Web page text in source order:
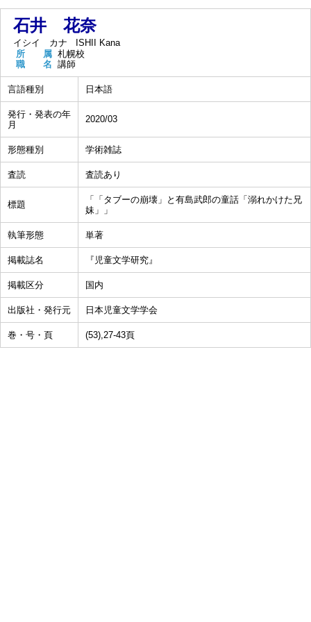
石井 花奈
イシイ カナ
ISHII Kana
所 属 札幌校
職 名 講師
言語種別 日本語
発行・発表の年
月
2020/03
形態種別 学術雑誌
査読 査読あり
標題
「「タブーの崩壊」と有島武郎の童話「溺れかけた兄
妹」」
執筆形態 単著
掲載誌名 『児童文学研究』
掲載区分 国内
出版社・発行元 日本児童文学学会
巻・号・頁 (53),27-43頁